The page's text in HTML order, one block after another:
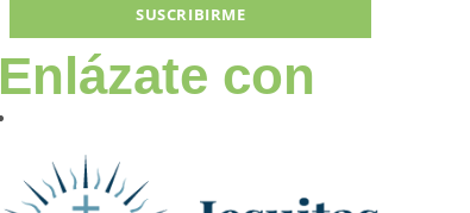
SUSCRIBIRME
Enlázate con